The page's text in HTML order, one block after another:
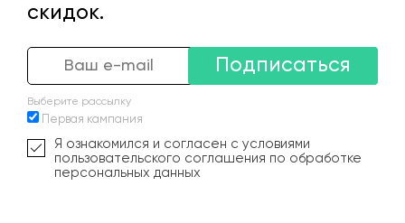
скидок.
Подписаться
Выберите рассылку
Первая кампания
Я ознакомился и согласен с условиями
пользовательского соглашения по обработке
персональных данных